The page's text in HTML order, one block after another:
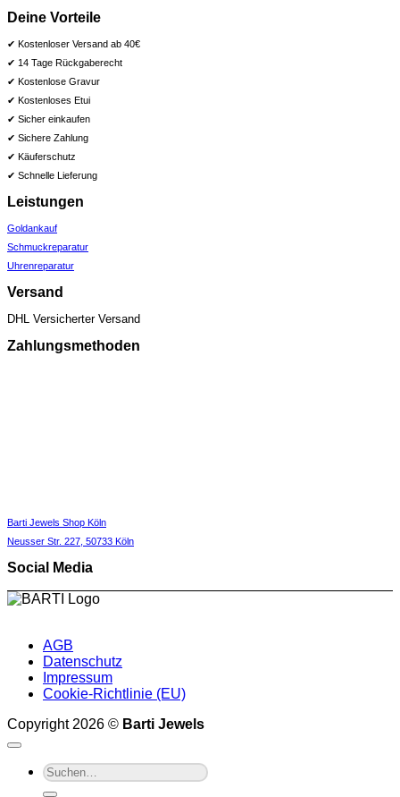
Deine Vorteile
✔ Kostenloser Versand ab 40€
✔ 14 Tage Rückgaberecht
✔ Kostenlose Gravur
✔ Kostenloses Etui
✔ Sicher einkaufen
✔ Sichere Zahlung
✔ Käuferschutz
✔ Schnelle Lieferung
Leistungen
Goldankauf
Schmuckreparatur
Uhrenreparatur
Versand
DHL Versicherter Versand
Zahlungsmethoden
Barti Jewels Shop Köln
Neusser Str. 227, 50733 Köln
Social Media
AGB
Datenschutz
Impressum
Cookie-Richtlinie (EU)
Copyright 2026 © Barti Jewels
Suche
nach: